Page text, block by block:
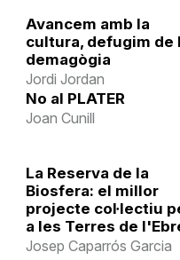
Avancem amb la
cultura, defugim de
demagògia
Jordi Jordan
No al PLATER
Joan Cunill
La Reserva de la
Biosfera: el millor
projecte col·lectiu
a les Terres de
Josep Caparrós Garcia